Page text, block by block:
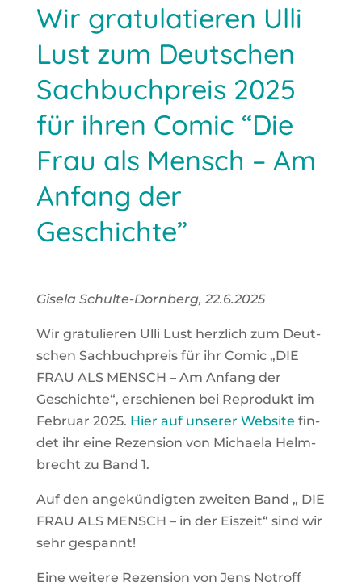
Wir gratulatieren Ulli
Lust zum Deutschen
Sachbuchpreis 2025
für ihren Comic “Die
Frau als Mensch – Am
Anfang der
Geschichte”
Gise­la Schul­te-Dorn­berg, 22.6.2025
Wir gra­tu­lie­ren Ulli Lust herz­lich zum Deut­
schen Sach­buch­preis für ihr Comic „DIE
FRAU ALS MENSCH – Am Anfang der
Geschich­te“, erschie­nen bei Repro­dukt im
Febru­ar 2025. Hier auf unse­rer Web­site fin­
det ihr eine Rezen­si­on von Michae­la Helm­
brecht zu Band 1.
Auf den ange­kün­dig­ten zwei­ten Band „ DIE
FRAU ALS MENSCH – in der Eis­zeit“ sind wir
sehr gespannt!
Eine wei­te­re Rezen­si­on von Jens Notroff